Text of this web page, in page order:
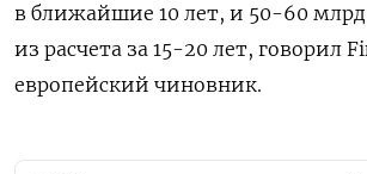
в ближайшие 10 лет, и 50-60
из расчета за 15-20 лет, говорил
европейский чиновник.